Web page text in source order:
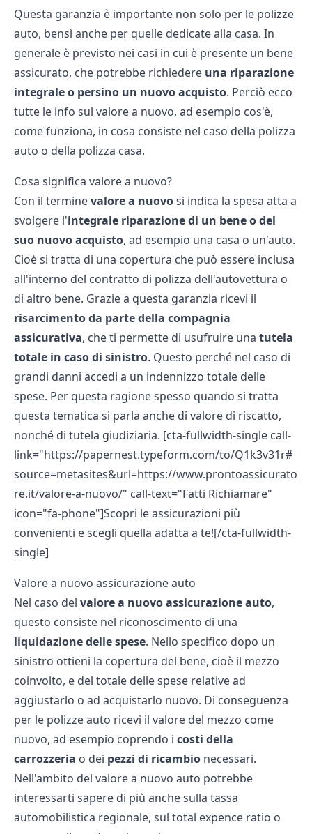
Questa garanzia è importante non solo per le polizze
auto, bensì anche per quelle dedicate alla casa. In
generale è previsto nei casi in cui è presente un bene
assicurato, che potrebbe richiedere una riparazione
integrale o persino un nuovo acquisto. Perciò ecco
tutte le info sul valore a nuovo, ad esempio cos'è,
come funziona, in cosa consiste nel caso della polizza
auto o della polizza casa.
Cosa significa valore a nuovo?
Con il terminevalore a nuovosi indica la spesa atta a
svolgere l'integrale riparazione di un bene o del
suo nuovo acquisto, ad esempio una casa o un'auto.
Cioè si tratta di una copertura che può essere inclusa
all'interno del contratto di polizza dell'autovettura o
di altro bene. Grazie a questa garanzia ricevi il
risarcimento da parte della compagnia
assicurativa, che ti permette di usufruire una tutela
totale in caso di sinistro. Questo perché nel caso di
grandi danni accedi a un indennizzo totale delle
spese. Per questa ragione spesso quando si tratta
questa tematica si parla anche di valore di riscatto,
nonché di tutela giudiziaria. [cta-fullwidth-single call-
link="https://papernest.typeform.com/to/Q1k3v31r#
source=metasites&url=https://www.prontoassicurato
re.it/valore-a-nuovo/" call-text="Fatti Richiamare"
icon="fa-phone"]Scopri le assicurazioni più
convenienti e scegli quella adatta a te![/cta-fullwidth-
single]
Valore a nuovo assicurazione auto
Nel caso del valore a nuovo assicurazione auto,
questo consiste nel riconoscimento di una
liquidazione delle spese. Nello specifico dopo un
sinistro ottieni la copertura del bene, cioè il mezzo
coinvolto, e del totale delle spese relative ad
aggiustarlo o ad acquistarlo nuovo. Di conseguenza
per le polizze auto ricevi il valore del mezzo come
nuovo, ad esempio coprendo i costi della
carrozzeria o dei pezzi di ricambio necessari.
Nell'ambito del valore a nuovo auto potrebbe
interessarti sapere di più anche sulla tassa
automobilistica regionale, sul total expence ratio o